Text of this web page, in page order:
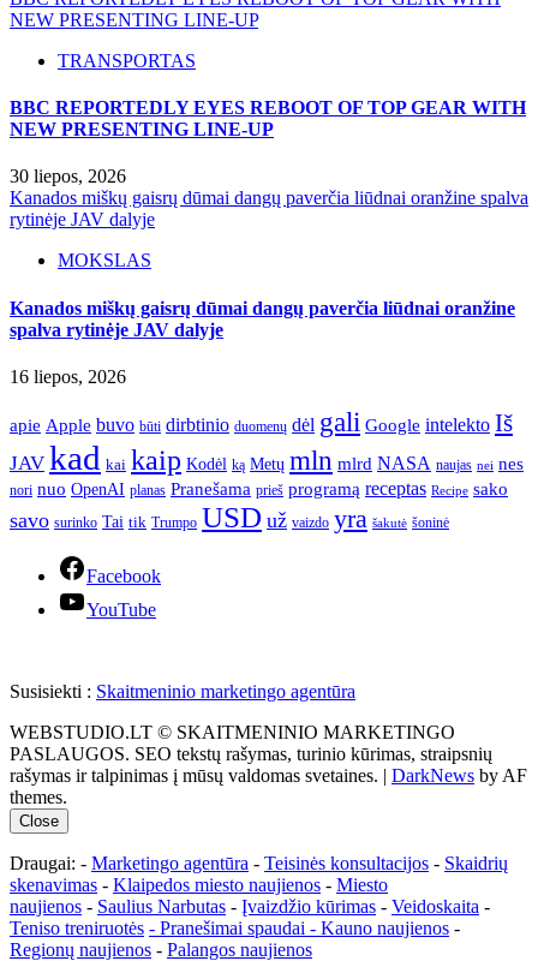
NEW PRESENTING LINE-UP
TRANSPORTAS
BBC REPORTEDLY EYES REBOOT OF TOP GEAR WITH
NEW PRESENTING LINE-UP
30 liepos, 2026
Kanados miškų gaisrų dūmai dangų paverčia liūdnai oranžine spalva
rytinėje JAV dalyje
MOKSLAS
Kanados miškų gaisrų dūmai dangų paverčia liūdnai oranžine
spalva rytinėje JAV dalyje
16 liepos, 2026
apie Apple buvo būti dirbtinio duomenų dėl gali Google intelekto Iš
JAV kad kai kaip Kodėl ką Metų mln mlrd NASA naujas nei nes
nori nuo OpenAI planas Pranešama prieš programą receptas Recipe sako
savo surinko Tai tik Trumpo USD už vaizdo yra šakutė šoninė
Facebook
YouTube
Susisiekti : Skaitmeninio marketingo agentūra
WEBSTUDIO.LT © SKAITMENINIO MARKETINGO
PASLAUGOS. SEO tekstų rašymas, turinio kūrimas, straipsnių
rašymas ir talpinimas į mūsų valdomas svetaines. | DarkNews by AF
themes.
Close
Draugai: - Marketingo agentūra - Teisinės konsultacijos - Skaidrių
skenavimas - Klaipedos miesto naujienos - Miesto
naujienos - Saulius Narbutas - Įvaizdžio kūrimas - Veidoskaita -
Teniso treniruotės - Pranešimai spaudai - Kauno naujienos -
Regionų naujienos - Palangos naujienos